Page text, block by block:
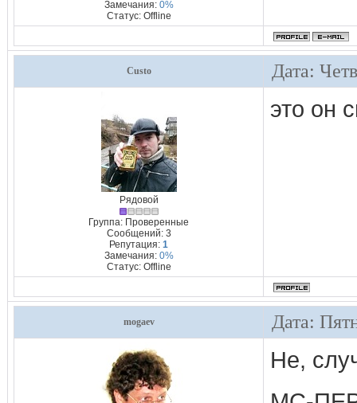
Замечания: 0%
Статус: Offline
Custo Дата:
Рядовой
Группа: Проверенные
Сообщений: 3
Репутация: 1
Замечания: 0%
Статус: Offline
это он
mogaev Дата:
Не,